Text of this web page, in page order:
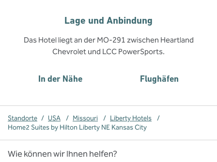
Lage und Anbindung
Das Hotel liegt an der MO-291 zwischen Heartland
Chevrolet und LCC PowerSports.
In der Nähe Flughäfen
Standorte / USA / Missouri / Liberty Hotels
/
Home2 Suites by Hilton Liberty NE Kansas City
Wie können wir Ihnen helfen?